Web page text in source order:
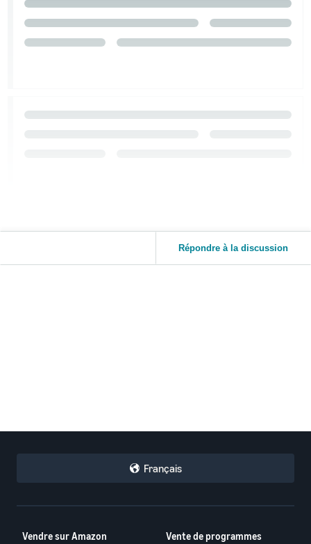
Répondre à la discussion
Français
Vendre sur Amazon Vente de programmes